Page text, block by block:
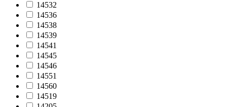
14532
14536
14538
14539
14541
14545
14546
14551
14560
14519